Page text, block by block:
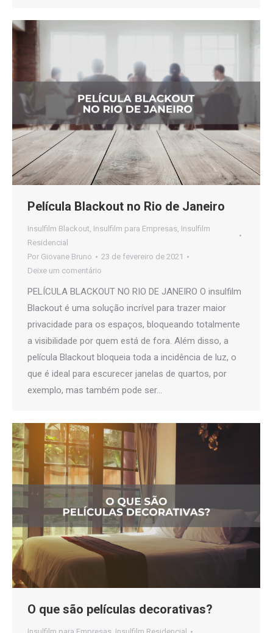
Película Blackout no Rio de Janeiro
Insulfilm Blackout, Insulfilm para Empresas, Insulfilm
Residencial
Por Giovane Bruno
23 de fevereiro de 2021
Deixe um comentário
PELÍCULA BLACKOUT NO RIO DE JANEIRO O insulfilm
Blackout é uma solução incrível para trazer maior
privacidade para os espaços, bloqueando totalmente
a visibilidade por quem está de fora. Além disso, a
película Blackout bloqueia toda a incidência de luz, o
que é ideal para escurecer janelas de quartos, por
exemplo, mas também pode ser…
O que são películas decorativas?